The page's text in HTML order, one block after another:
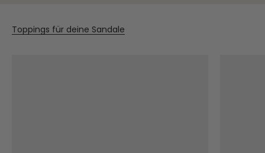
Toppings für deine Sandale